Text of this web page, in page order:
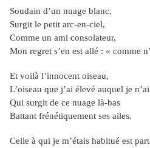
Soudain d’un nuage blanc,
Surgit le petit arc-en-ciel,
Comme un ami consolateur,
Mon regret s’en est allé : « comme
Et voilà l’innocent oiseau,
L’oiseau que j’ai élevé auquel je
Qui surgit de ce nuage là-bas
Battant frénétiquement ses ailes.
Celle à qui je m’étais habitué est